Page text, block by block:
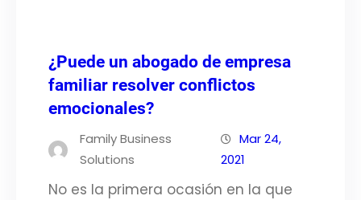
¿Puede un abogado de empresa
familiar resolver conflictos
emocionales?
Family Business
Solutions
Mar 24,
2021
No es la primera ocasión en la que